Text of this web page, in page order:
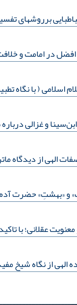
برروشهای
در امامت و
اسلامی ( با نگاه
و غزالی
الهی از دیدگاه
و «بهشتِ» حضرت آدم
عقلانی؛ با
الهی از نگاه شیخ